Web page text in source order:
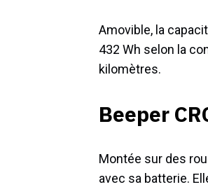
Amovible, la
432 Wh selon la
kilomètres.
Beeper
Montée sur des
avec sa batterie.